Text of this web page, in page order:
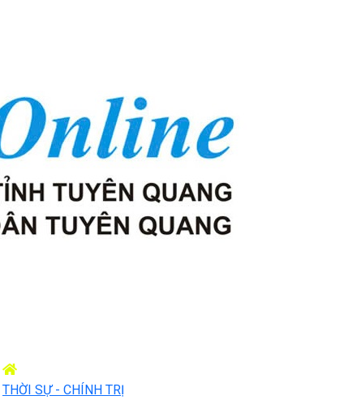
THỜI SỰ - CHÍNH TRỊ